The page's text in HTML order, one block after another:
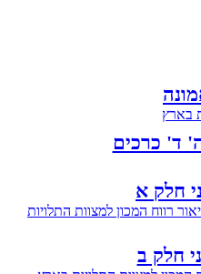
ד' כרכים
חלק א
חלק ב